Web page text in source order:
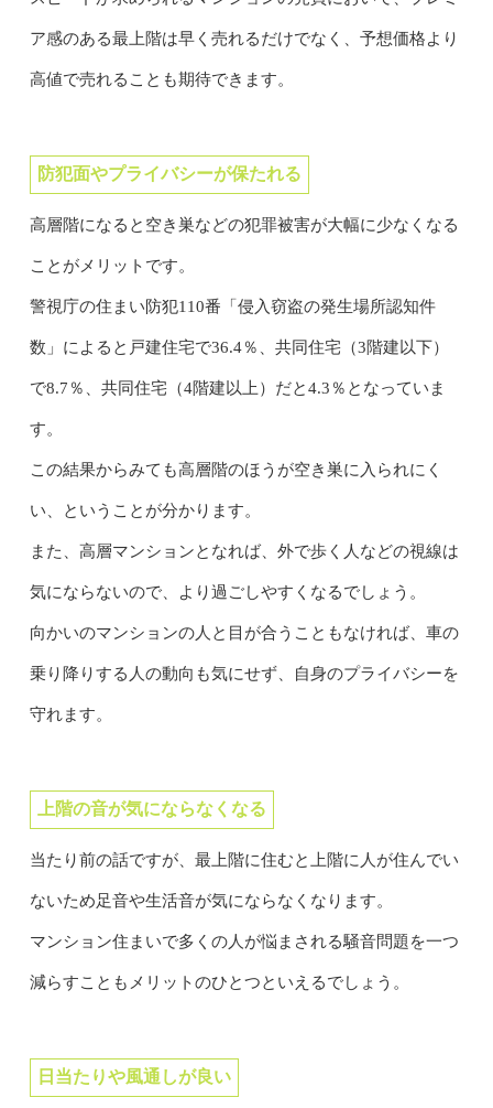
ア感のある最上階は早く売れるだけでなく、予想価格より
高値で売れることも期待できます。
防犯面やプライバシーが保たれる
高層階になると空き巣などの犯罪被害が大幅に少なくなる
ことがメリットです。
警視庁の住まい防犯110番「侵入窃盗の発生場所認知件
数」によると戸建住宅で36.4％、共同住宅（3階建以下）
で8.7％、共同住宅（4階建以上）だと4.3％となっていま
す。
この結果からみても高層階のほうが空き巣に入られにく
い、ということが分かります。
また、高層マンションとなれば、外で歩く人などの視線は
気にならないので、より過ごしやすくなるでしょう。
向かいのマンションの人と目が合うこともなければ、車の
乗り降りする人の動向も気にせず、自身のプライバシーを
守れます。
上階の音が気にならなくなる
当たり前の話ですが、最上階に住むと上階に人が住んでい
ないため足音や生活音が気にならなくなります。
マンション住まいで多くの人が悩まされる騒音問題を一つ
減らすこともメリットのひとつといえるでしょう。
日当たりや風通しが良い